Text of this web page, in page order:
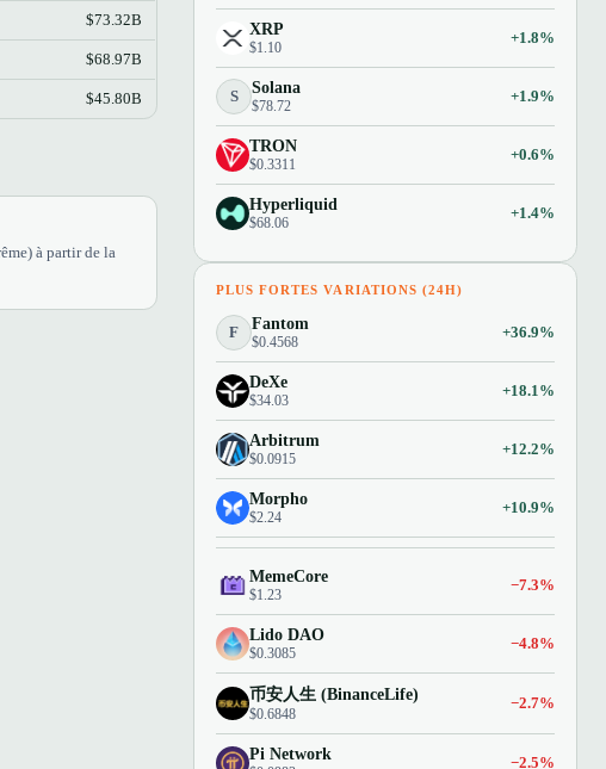
$73.32B
$68.97B
$45.80B
à partir de la
XRP
$1.10
+1.8%
S Solana
$78.72
+1.9%
TRON
$0.3311
+0.6%
Hyperliquid
$68.06
+1.4%
PLUS FORTES VARIATIONS (24H)
F Fantom
$0.4568
+36.9%
DeXe
$34.03
+18.1%
Arbitrum
$0.0915
+12.2%
Morpho
$2.24
+10.9%
MemeCore
$1.23
−7.3%
Lido DAO
$0.3085
−4.8%
币安人生 (BinanceLife)
$0.6848
−2.7%
Pi Network −2.5%